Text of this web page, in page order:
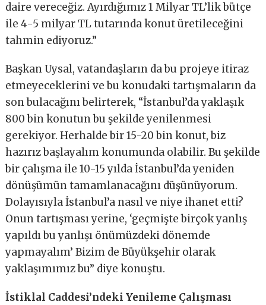
daire vereceğiz. Ayırdığımız 1 Milyar TL’lik bütçe
ile 4-5 milyar TL tutarında konut üretileceğini
tahmin ediyoruz.”
Başkan Uysal, vatandaşların da bu projeye itiraz
etmeyeceklerini ve bu konudaki tartışmaların da
son bulacağını belirterek, “İstanbul’da yaklaşık
800 bin konutun bu şekilde yenilenmesi
gerekiyor. Herhalde bir 15-20 bin konut, biz
hazırız başlayalım konumunda olabilir. Bu şekilde
bir çalışma ile 10-15 yılda İstanbul’da yeniden
dönüşümün tamamlanacağını düşünüyorum.
Dolayısıyla İstanbul’a nasıl ve niye ihanet etti?
Onun tartışması yerine, ‘geçmişte birçok yanlış
yapıldı bu yanlışı önümüzdeki dönemde
yapmayalım’ Bizim de Büyükşehir olarak
yaklaşımımız bu” diye konuştu.
İstiklal Caddesi’ndeki Yenileme Çalışması